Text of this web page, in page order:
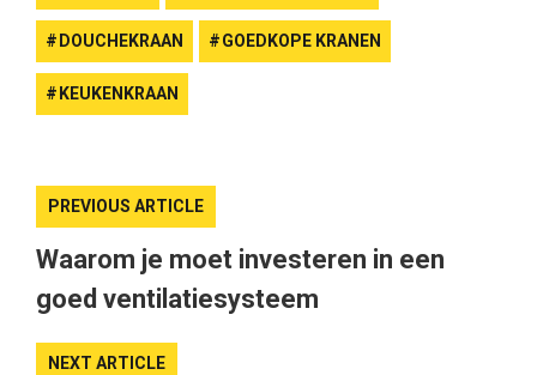
DOUCHEKRAAN GOEDKOPE KRANEN
KEUKENKRAAN
PREVIOUS ARTICLE
Waarom je moet investeren in een
goed ventilatiesysteem
NEXT ARTICLE